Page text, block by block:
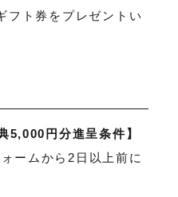
フト券をプレゼントい
5,000円分進呈条件】
ームから2日以上前に